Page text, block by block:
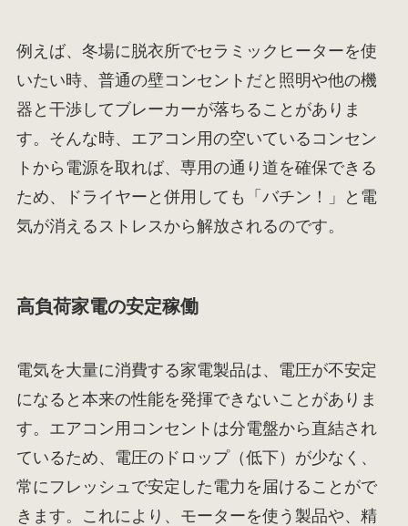
例えば、冬場に脱衣所でセラミックヒーターを使
いたい時、普通の壁コンセントだと照明や他の機
器と干渉してブレーカーが落ちることがありま
す。そんな時、エアコン用の空いているコンセン
トから電源を取れば、専用の通り道を確保できる
ため、ドライヤーと併用しても「バチン！」と電
気が消えるストレスから解放されるのです。
高負荷家電の安定稼働
電気を大量に消費する家電製品は、電圧が不安定
になると本来の性能を発揮できないことがありま
す。エアコン用コンセントは分電盤から直結され
ているため、電圧のドロップ（低下）が少なく、
常にフレッシュで安定した電力を届けることがで
きます。これにより、モーターを使う製品や、精